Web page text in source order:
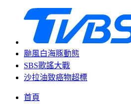
颱風白海豚動態
SBS歌謠大戰
沙拉油致癌物超標
首頁